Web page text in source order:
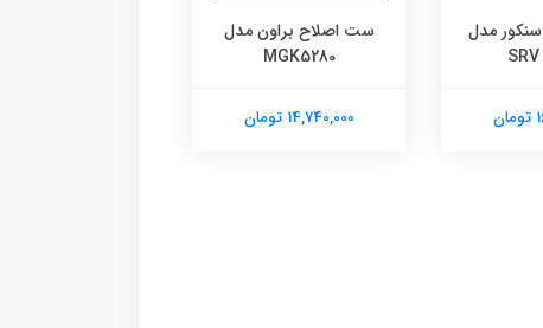
مدل
SRV
ست اصلاح براون مدل
MGK5280
14,740,000 تومان